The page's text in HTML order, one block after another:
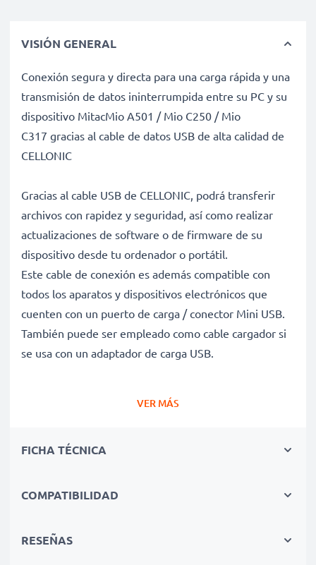
VISIÓN GENERAL
Conexión segura y directa para una carga rápida y una
transmisión de datos ininterrumpida entre su PC y su
dispositivo MitacMio A501 / Mio C250 / Mio
C317 gracias al cable de datos USB de alta calidad de
CELLONIC
Gracias al cable USB de CELLONIC, podrá transferir
archivos con rapidez y seguridad, así como realizar
actualizaciones de software o de firmware de su
dispositivo desde tu ordenador o portátil.
Este cable de conexión es además compatible con
todos los aparatos y dispositivos electrónicos que
cuenten con un puerto de carga / conector Mini USB.
También puede ser empleado como cable cargador si
se usa con un adaptador de carga USB.
de carga para todos los dispositivos con puerto de
✔ Capacidad de carga rápida - Permite la carga rápida
✔ Larga vida útil - Cable de alimentación flexible e
VER MÁS
FICHA TÉCNICA
COMPATIBILIDAD
RESEÑAS